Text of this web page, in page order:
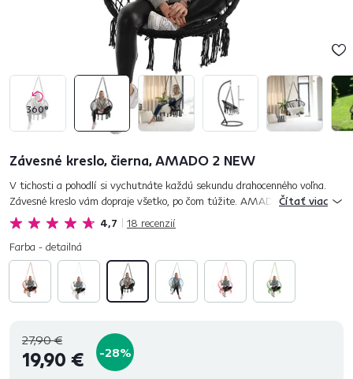
360°
Závesné kreslo, čierna, AMADO 2 NEW
4,7 18 recenzií
V tichosti a pohodlí si vychutnáte každú sekundu drahocenného voľna.
Závesné kreslo vám dopraje všetko, po čom túžite. AMADO 2 NEW je
hojdacie kreslo, ktoré môžete použiť v interiéri aj exteriéri. Z...
Čítať viac
Farba - detailná
27,90 €
19,90 € -28%